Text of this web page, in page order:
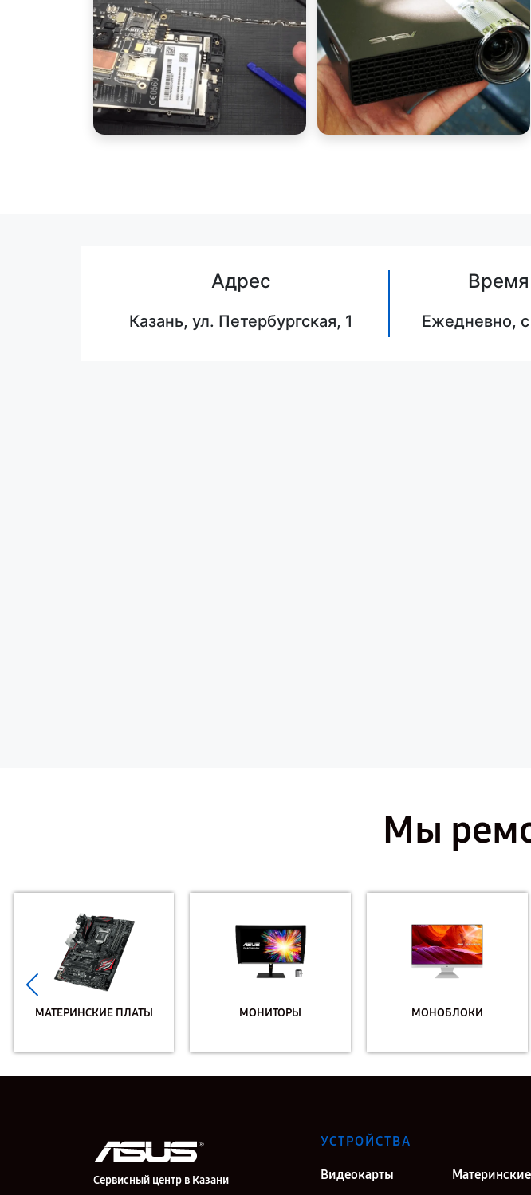
Адрес
Казань, ул. Петербургская, 1 Ежедневно,
Мы
МАТЕРИНСКИЕ ПЛАТЫ МОНИТОРЫ МОНОБЛОКИ
Сервисный центр в Казани
УСТРОЙСТВА
Видеокарты